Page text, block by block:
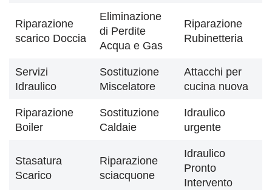
Riparazione
scarico Doccia
Eliminazione
di Perdite
Acqua e Gas
Riparazione
Rubinetteria
Servizi
Idraulico
Sostituzione
Miscelatore
Attacchi per
cucina nuova
Riparazione
Boiler
Sostituzione
Caldaie
Idraulico
urgente
Stasatura
Scarico
Riparazione
sciacquone
Idraulico
Pronto
Intervento